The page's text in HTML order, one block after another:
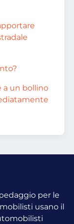
a un bollino
per le
usano il